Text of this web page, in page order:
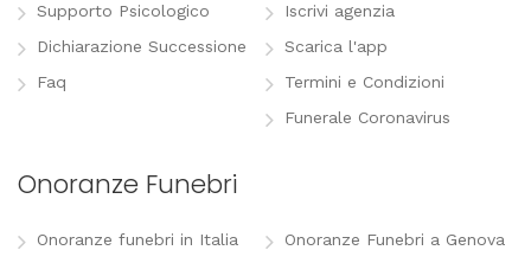
Supporto Psicologico
Dichiarazione Successione
Faq
Iscrivi agenzia
Scarica l'app
Termini e Condizioni
Funerale Coronavirus
Onoranze Funebri
Onoranze funebri in Italia
Onoranze Funebri a Genova